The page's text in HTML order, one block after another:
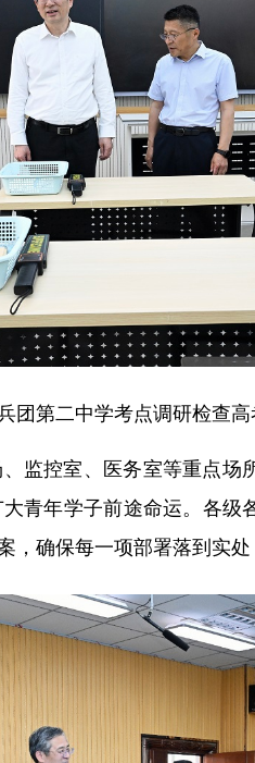
团第二中学考点调研检查
监控室、医务室等重点
青年学子前途命运。各
确保每一项部署落到实